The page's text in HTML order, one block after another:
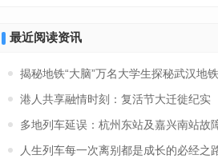
最近阅读资讯
揭秘地铁“大脑”万名大学生探秘武汉地
港人共享融情时刻：复活节大迁徙纪实
多地列车延误：杭州东站及嘉兴南站故
人生列车每一次离别都是成长的必经之